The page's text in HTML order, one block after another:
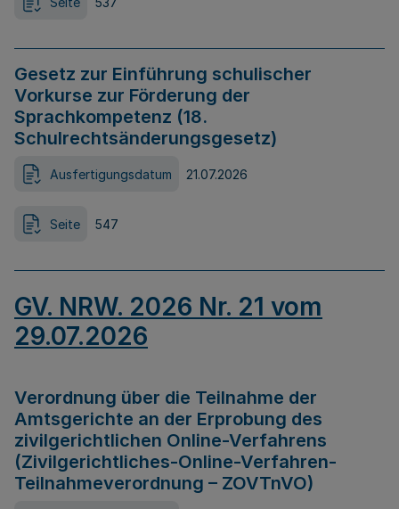
Gesetz zur Einführung schulischer
Vorkurse zur Förderung der
Sprachkompetenz (18.
Schulrechtsänderungsgesetz)
Ausfertigungsdatum 21.07.2026
Seite 547
GV. NRW. 2026 Nr. 21 vom
29.07.2026
Verordnung über die Teilnahme der
Amtsgerichte an der Erprobung des
zivilgerichtlichen Online-Verfahrens
(Zivilgerichtliches-Online-Verfahren-
Teilnahmeverordnung – ZOVTnVO)